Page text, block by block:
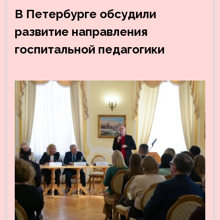
В Петербурге обсудили
развитие направления
госпитальной педагогики